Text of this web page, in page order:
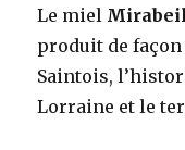
Le miel
produit de façon
Saintois,
Lorraine et le